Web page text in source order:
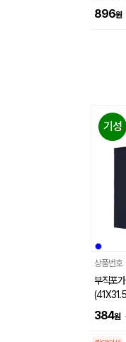
896원
기성
상품번호
부직포
384원